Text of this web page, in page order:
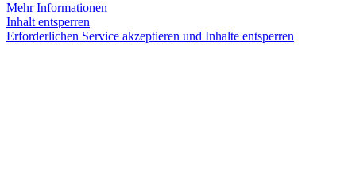
Mehr Informationen
Inhalt entsperren
Erforderlichen Service akzeptieren und Inhalte entsperren